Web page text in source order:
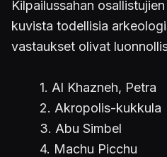
Kilpailussahan
kuvista todellisia
vastaukset olivat
1. Al Khazneh, Petra
2. Akropolis-kukkula
3. Abu Simbel
4. Machu Picchu